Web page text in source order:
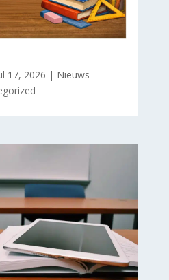
17, 2026 | Nieuws-